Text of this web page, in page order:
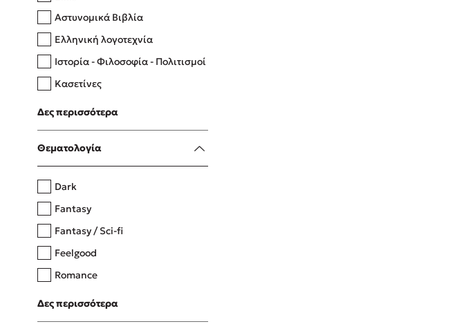
Δανάη Δεληγεώργη
Πάνω, κάτω, μπροστά, πίσω
Η μέθοδος Αφήστε τους
Αστυνομικά Βιβλία
Ελληνική λογοτεχνία
Ιστορία - Φιλοσοφία - Πολιτισμοί
Κασετίνες
Λευκώματα - Έγχρωμοι οδηγοί
Μαγειρική
Δες περισσότερα
Θεματολογία
Dark
Fantasy
Fantasy / Sci-fi
Feelgood
Romance
Upmarket
Young Adult
Δες περισσότερα